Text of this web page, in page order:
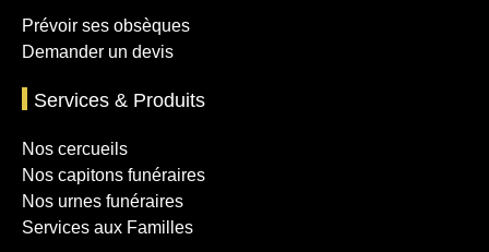
Prévoir ses obsèques
Demander un devis
Services & Produits
Nos cercueils
Nos capitons funéraires
Nos urnes funéraires
Services aux Familles